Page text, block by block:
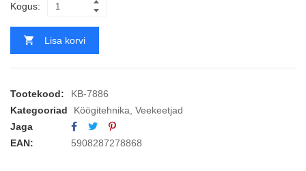
Kogus:
Lisa korvi
Tootekood:
KB-7886
Kategooriad
Köögitehnika Veekeetjad
Jaga
EAN:
5908287278868